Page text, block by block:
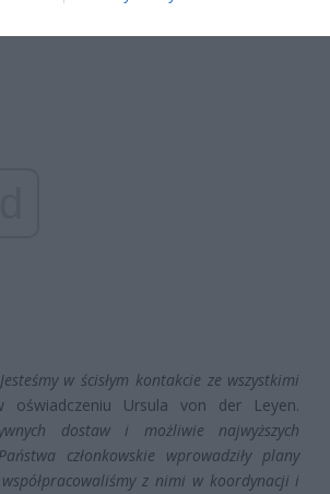
Rosji.
w ścisłym kontakcie ze wszystkimi
Ursula von der Leyen.
dostaw i możliwie najwyższych
członkowskie wprowadziły plany
z nimi w koordynacji i